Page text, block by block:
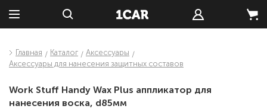
Главная Каталог
Аксессуары
Аксессуары для нанесения защитных составов
Work Stuff Handy Wax Plus аппликатор для
нанесения воска, d85мм